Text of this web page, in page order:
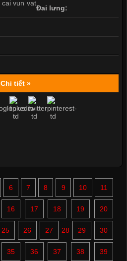
Đai lưng:
Chi tiết »
6 7 8 9 10 11
16 17 18 19 20
25 26 27 28 29 30
35 36 37 38 39